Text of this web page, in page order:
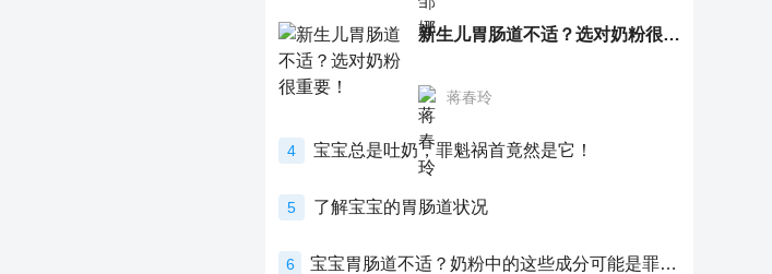
新生儿胃肠道不适？选对奶粉很重要！
蒋春玲
4 宝宝总是吐奶，罪魁祸首竟然是它！
5 了解宝宝的胃肠道状况
6 宝宝胃肠道不适？奶粉中的这些成分可能是罪魁祸首！